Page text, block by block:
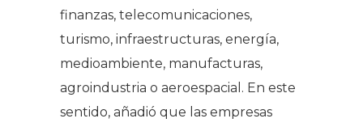
finanzas, telecomunicaciones,
turismo, infraestructuras, energía,
medioambiente, manufacturas,
agroindustria o aeroespacial. En este
sentido, añadió que las empresas